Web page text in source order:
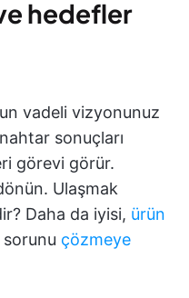
hedefler
vadeli vizyonunuz
sonuçları
görevi görür.
Ulaşmak
Daha da iyisi, ürün
çözmeye